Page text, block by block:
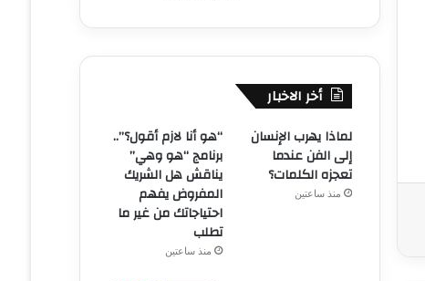
أخر الاخبار
لماذا يهرب الإنسان
إلى الفن عندما
تعجزه الكلمات؟
منذ ساعتين
“هو أنا لازم أقول؟”..
برنامج “هو وهي”
يناقش هل الشريك
المفروض يفهم
احتياجاتك من غير ما
تطلب
منذ ساعتين